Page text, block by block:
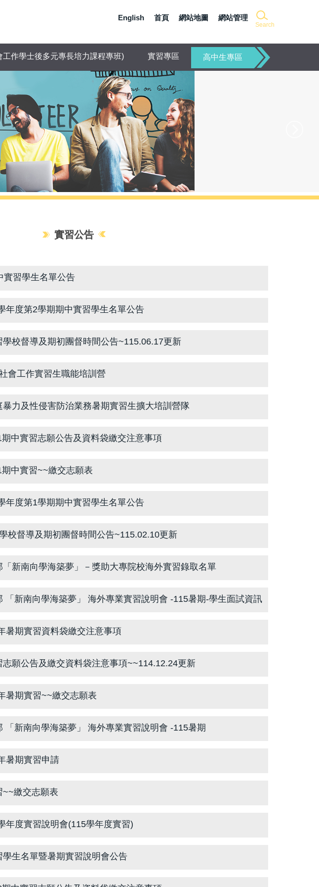
English 首頁 網站地圖 網站管理
Search
工作學士後多元專長培力課程專班) 實習專區 高中生專區
實習公告
實習學生名單公告
年度第2學期期中實習學生名單公告
學校督導及期初團督時間公告~115.06.17更新
會工作實習生職能培訓營
暴力及性侵害防治業務暑期實習生擴大培訓營隊
中實習志願公告及資料袋繳交注意事項
中實習~~繳交志願表
年度第1學期期中實習學生名單公告
校督導及期初團督時間公告~115.02.10更新
「新南向學海築夢」－獎助大專院校海外實習錄取名單
「新南向學海築夢」 海外專業實習說明會 -115暑期-學生面試資訊
暑期實習資料袋繳交注意事項
志願公告及繳交資料袋注意事項~~114.12.24更新
暑期實習~~繳交志願表
「新南向學海築夢」 海外專業實習說明會 -115暑期
暑期實習申請
~~繳交志願表
年度實習說明會(115學年度實習)
學生名單暨暑期實習說明會公告